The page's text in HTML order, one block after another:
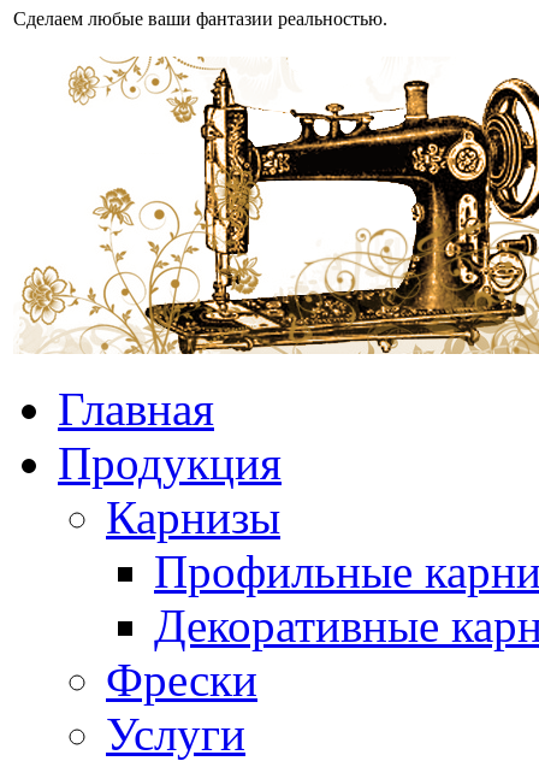
Сделаем любые ваши фантазии реальностью.
Главная
Продукция
Карнизы
Профильные
Декоративные
Фрески
Услуги